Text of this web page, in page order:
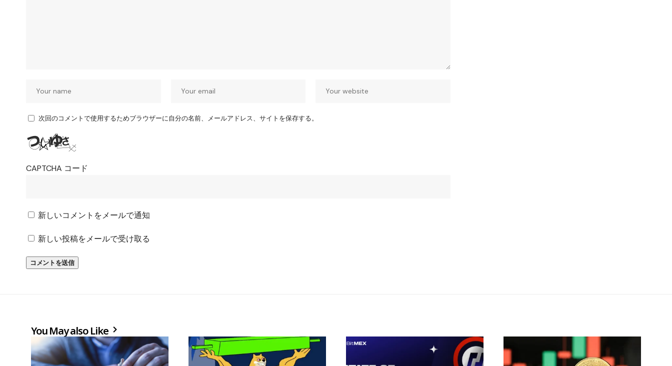
次回のコメントで使用するためブラウザーに自分の名前、メールアドレス、サイトを保存する。
CAPTCHA コード
新しいコメントをメールで通知
新しい投稿をメールで受け取る
You May also Like